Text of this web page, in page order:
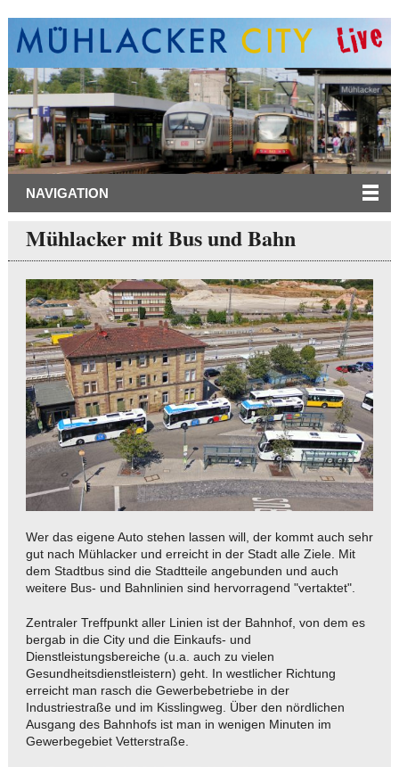
NAVIGATION
Mühlacker mit Bus und Bahn
Wer das eigene Auto stehen lassen will, der kommt auch sehr
gut nach Mühlacker und erreicht in der Stadt alle Ziele. Mit
dem Stadtbus sind die Stadtteile angebunden und auch
weitere Bus- und Bahnlinien sind hervorragend "vertaktet".
Zentraler Treffpunkt aller Linien ist der Bahnhof, von dem es
bergab in die City und die Einkaufs- und
Dienstleistungsbereiche (u.a. auch zu vielen
Gesundheitsdienstleistern) geht. In westlicher Richtung
erreicht man rasch die Gewerbebetriebe in der
Industriestraße und im Kisslingweg. Über den nördlichen
Ausgang des Bahnhofs ist man in wenigen Minuten im
Gewerbegebiet Vetterstraße.